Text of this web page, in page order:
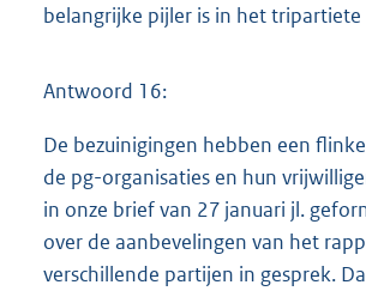
belangrijke pijler is in het tripartiete
Antwoord 16:
De bezuinigingen hebben een
de pg-organisaties en hun
in onze brief van 27 januari jl.
over de aanbevelingen van het
verschillende partijen in gesprek.